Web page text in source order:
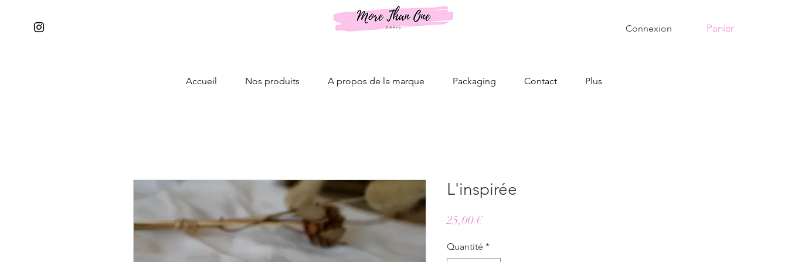
Panier
Connexion
Accueil Nos produits A propos de la marque Packaging Contact Plus
L'inspirée
25,00 €Prix
Quantité *